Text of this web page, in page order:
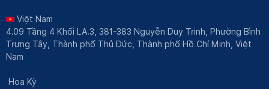
Việt Nam
4.09 Tầng 4 Khối LA.3, 381-383 Nguyễn Duy Trinh, Phường Bình
Trưng Tây, Thành phố Thủ Đức, Thành phố Hồ Chí Minh, Việt
Nam
Hoa Kỳ